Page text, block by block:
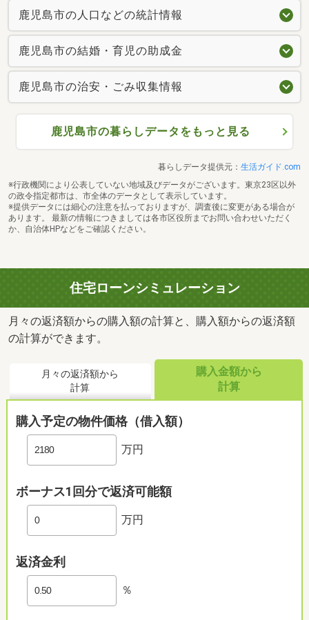
鹿児島市の人口などの統計情報
鹿児島市の結婚・育児の助成金
鹿児島市の治安・ごみ収集情報
鹿児島市の暮らしデータをもっと見る
暮らしデータ提供元： 生活ガイド.com
※行政機関により公表していない地域及びデータがございます。東京23区以外
の政令指定都市は、市全体のデータとして表示しています。
※提供データには細心の注意を払っておりますが、調査後に変更がある場合が
あります。 最新の情報につきましては各市区役所までお問い合わせいただく
か、自治体HPなどをご確認ください。
住宅ローンシミュレーション
月々の返済額からの購入額の計算と、購入額からの返済額
の計算ができます。
月々の返済額から
計算
購入金額から
計算
購入予定の物件価格（借入額）
万円
ボーナス1回分で返済可能額
万円
返済金利
％